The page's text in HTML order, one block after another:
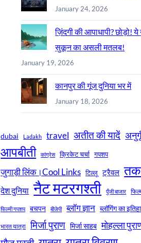
January 24, 2026
ज़िंदगी की आपाधापी? छोड़ो! ये
सुकून का असली मतलब!
January 19, 2026
कानपुर की गूंज दुनिया भर में
January 18, 2026
dubai Ladakh travel अतीत की यादें
आपबीती कांग्रेस क्रिकेट चर्चा गपशप
जुगाड़ी लिंक।Cool Links टिल्लू ट्रैवल
देश दुनिया नैट मटरगश्ती पूँजी बाजार
फिल्मी गपशप बचपन बीजेपी ब्लॉग ज्ञान ब्लॉगिंग का
भारत यात्रा मिर्जा पुराण मिर्जा साहब मोहल्ला